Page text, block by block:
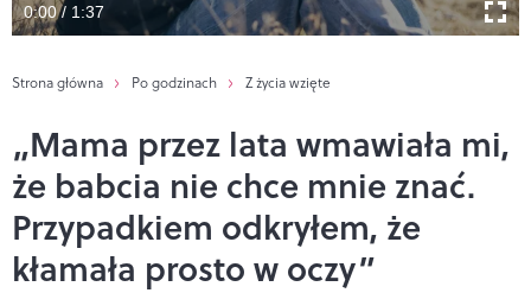
0:00 / 1:37
Strona główna Po godzinach Z życia wzięte
„Mama przez lata wmawiała mi,
że babcia nie chce mnie znać.
Przypadkiem odkryłem, że
kłamała prosto w oczy”